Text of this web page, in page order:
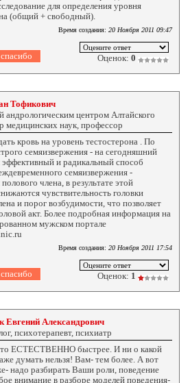
для определения уровня
(общий + свободный).
Время создания: 20 Ноября 2011 09:47
Оценок: 0
Тофикович
андрологическим центром Алтайского
медицинских наук, профессор
кровь на уровень тестостерона . По
семяизвержения - на сегодняшний
и радикальный способ
семяизвержения -
члена, в результате этой
чувствительность головки
и порог возбудимости, что позволяет
акт. Более подробная информация на
мужском портале
Время создания: 20 Ноября 2011 17:54
Оценок: 1
Евгений Александрович
психотерапевт, психиатр
ЕСТЕСТВЕННО быстрее. И ни о какой
думать нельзя! Вам- тем более. А вот
надо разбирать Ваши роли, поведение
внимание в разборе моделей поведения-